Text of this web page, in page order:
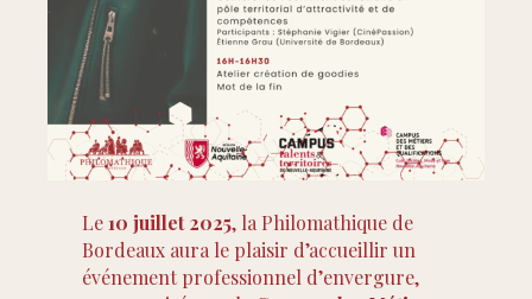
Le10 juillet 2025, la Philomathique de
Bordeaux aura le plaisir d’accueillir un
événement professionnel d’envergure,